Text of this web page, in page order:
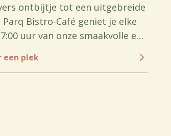
ontbijtje tot een uitgebreide
Bistro-Café geniet je elke
uur van onze smaakvolle en
een plek